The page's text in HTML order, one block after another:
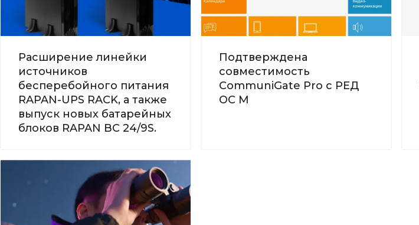
Расширение линейки
источников
бесперебойного питания
RAPAN-UPS RACK, а также
выпуск новых батарейных
блоков RAPAN BC 24/9S.
Подтверждена
совместимость
CommuniGate Pro с РЕД
ОС М